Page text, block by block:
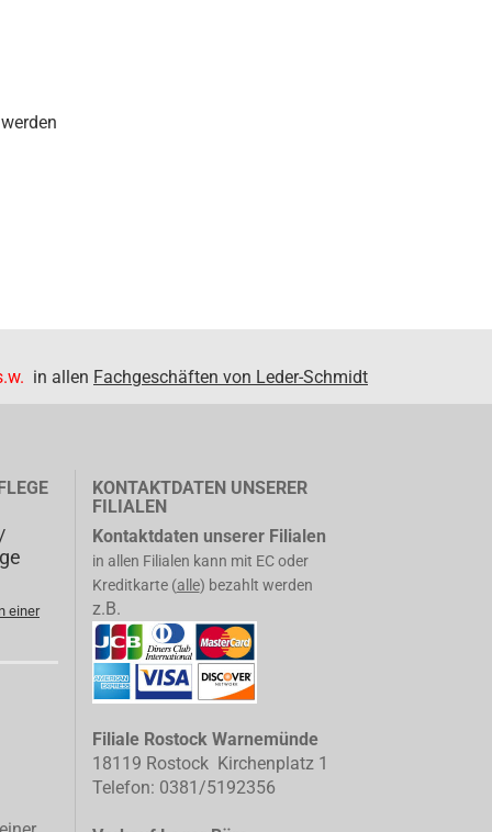
in allen Fachgeschäften von Leder-Schmidt
einer
KONTAKTDATEN UNSERER
FILIALEN
Kontaktdaten unserer Filialen
in allen Filialen kann mit EC oder
Kreditkarte (alle) bezahlt werden
z.B.
Filiale Rostock Warnemünde
18119 Rostock Kirchenplatz 1
Telefon: 0381/5192356